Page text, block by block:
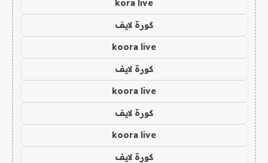
kora live
كورة لايف
koora live
كورة لايف
koora live
كورة لايف
koora live
كورة لايف